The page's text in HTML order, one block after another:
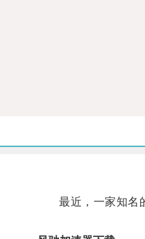
最近，一家知名的